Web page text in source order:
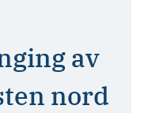
av
nord